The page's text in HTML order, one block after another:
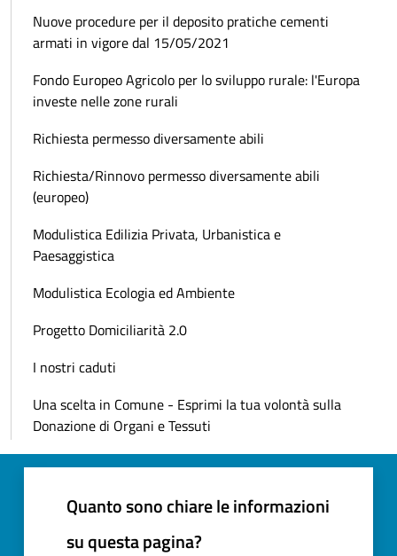
Nuove procedure per il deposito pratiche cementi
armati in vigore dal 15/05/2021
Fondo Europeo Agricolo per lo sviluppo rurale: l'Europa
investe nelle zone rurali
Richiesta permesso diversamente abili
Richiesta/Rinnovo permesso diversamente abili
(europeo)
Modulistica Edilizia Privata, Urbanistica e
Paesaggistica
Modulistica Ecologia ed Ambiente
Progetto Domiciliarità 2.0
I nostri caduti
Una scelta in Comune - Esprimi la tua volontà sulla
Donazione di Organi e Tessuti
Quanto sono chiare le informazioni
su questa pagina?